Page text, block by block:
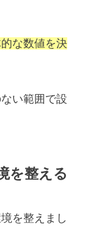
な数値を決
い範囲で設
を整える
を整えまし